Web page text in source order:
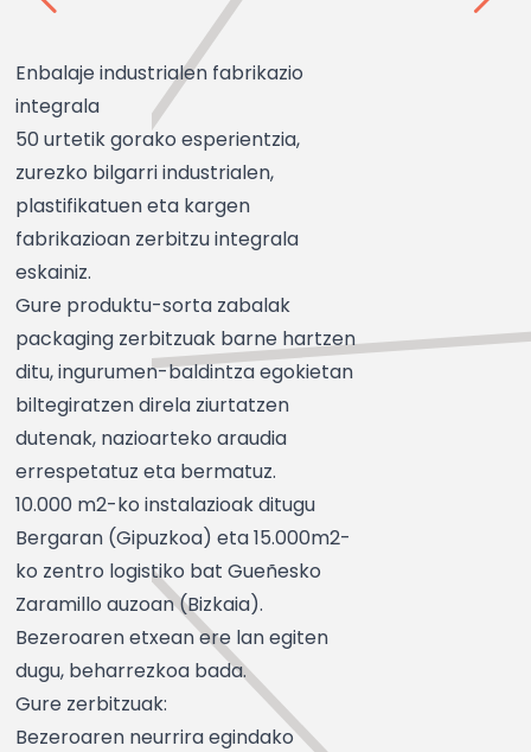
Enbalaje industrialen fabrikazio
integrala
50 urtetik gorako esperientzia,
zurezko bilgarri industrialen,
plastifikatuen eta kargen
fabrikazioan zerbitzu integrala
eskainiz.
Gure produktu-sorta zabalak
packaging zerbitzuak barne hartzen
ditu, ingurumen-baldintza egokietan
biltegiratzen direla ziurtatzen
dutenak, nazioarteko araudia
errespetatuz eta bermatuz.
10.000 m2-ko instalazioak ditugu
Bergaran (Gipuzkoa) eta 15.000m2-
ko zentro logistiko bat Gueñesko
Zaramillo auzoan (Bizkaia).
Bezeroaren etxean ere lan egiten
dugu, beharrezkoa bada.
Gure zerbitzuak:
Bezeroaren neurrira egindako